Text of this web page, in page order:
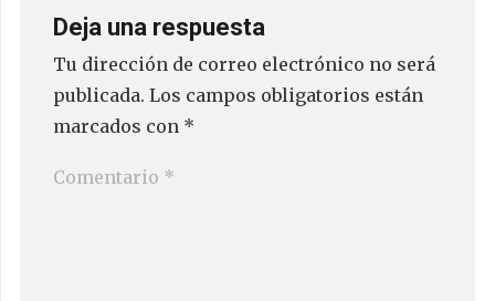
Deja una respuesta
Tu dirección de correo electrónico no será
publicada. Los campos obligatorios están
marcados con *